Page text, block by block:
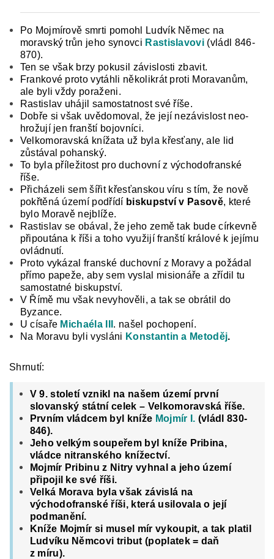
Po Mojmírově smrti pomohl Ludvík Němec na
moravský trůn jeho sy­novci Rastislavovi (vládl 846-
870).
Ten se však brzy pokusil závislosti zbavit.
Frankové proto vy­táhli několikrát proti Moravanům,
ale byli vždy poraženi.
Rastislav uhájil samostatnost své říše.
Dobře si však uvědomoval, že její nezávislost neo­
hrožují jen franští bojovníci.
Velkomoravská knížata už byla křesťany, ale lid
zůstával pohanský.
To byla příležitost pro duchov­ní z východofranské
říše.
Přicházeli sem šířit křes­ťanskou víru s tím, že nově
pokřtěná území podřídí biskupství v Pasově, které
bylo Moravě nejblíže.
Rastislav se obával, že jeho země tak bude cír­kevně
připoutána k říši a toho využijí franští králo­vé k jejímu
ovládnutí.
Proto vykázal franské du­chovní z Moravy a požádal
přímo papeže, aby sem vyslal misionáře a zřídil tu
samostatné biskupství.
V Římě mu však nevyhověli, a tak se obrátil do
Byzance.
U císaře Michaéla III . našel pochopení.
Na Moravu byli vysláni Konstantin a Metoděj.
Shrnutí:
V 9. století vznikl na našem území první
slovanský státní celek – Velkomoravská říše.
Prvním vládcem byl kníže Mojmír I. (vládl 830-
846).
Jehovelkým soupe­řem byl kníže Pribina,
vládce nitranského knížectví.
Mojmír Pribinu z Nitry vyhnal a jeho území
připojil ke své říši.
Velká Morava byla však závislá na
východofranské říši, která usilovala o její
podmanění.
Kníže Mojmír si musel mír vykoupit, a tak platil
Ludvíku Němcovi tribut (poplatek = daň
z míru).